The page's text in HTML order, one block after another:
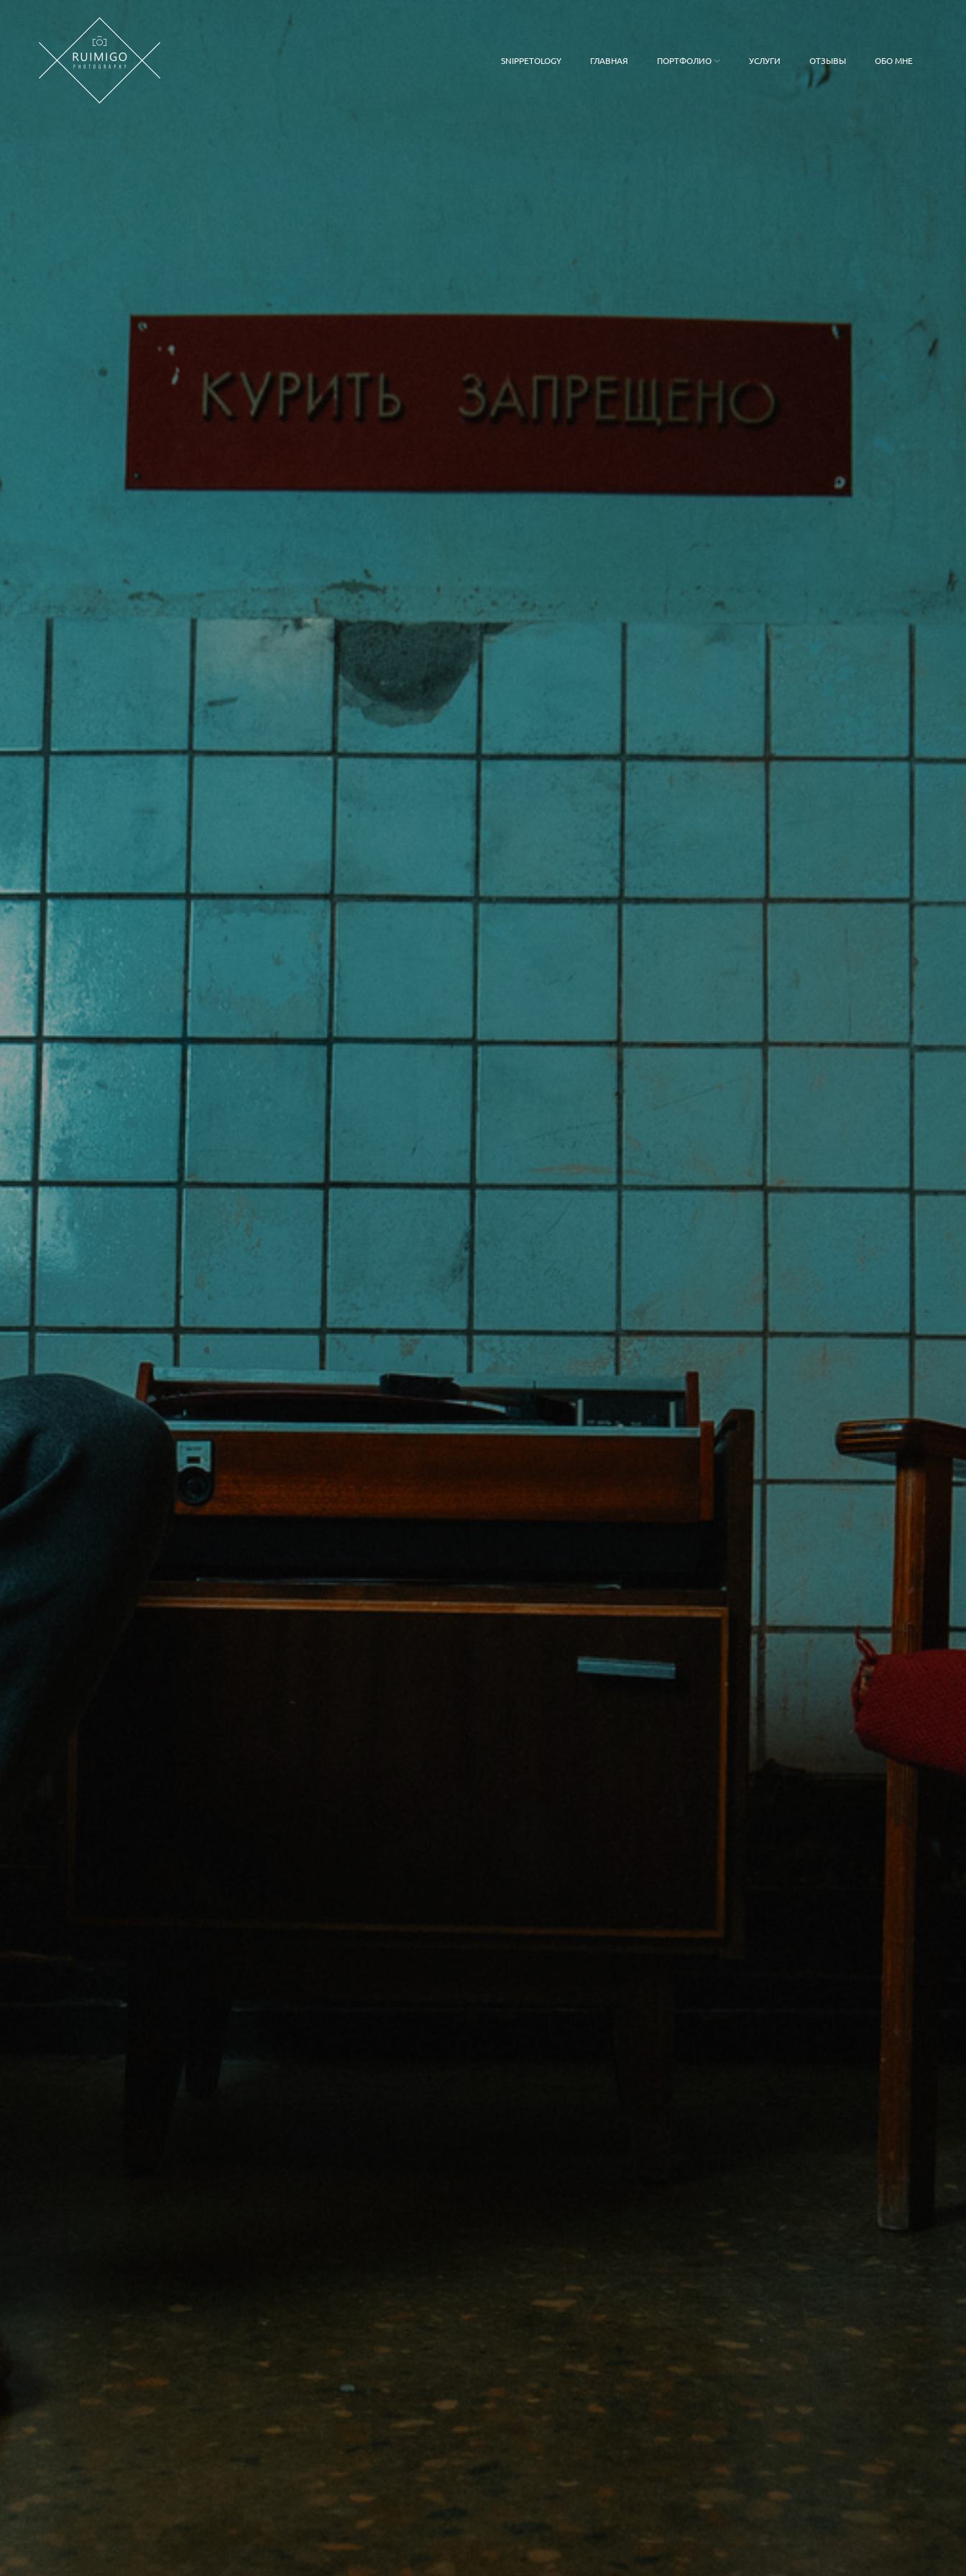
SNIPPETOLOGY ГЛАВНАЯ ПОРТФОЛИО УСЛУГИ ОТЗЫВЫ ОБО МНЕ